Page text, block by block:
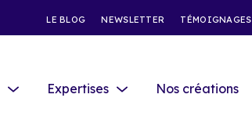
LE BLOG NEWSLETTER TÉMOIGNAGES
Expertises Nos créations